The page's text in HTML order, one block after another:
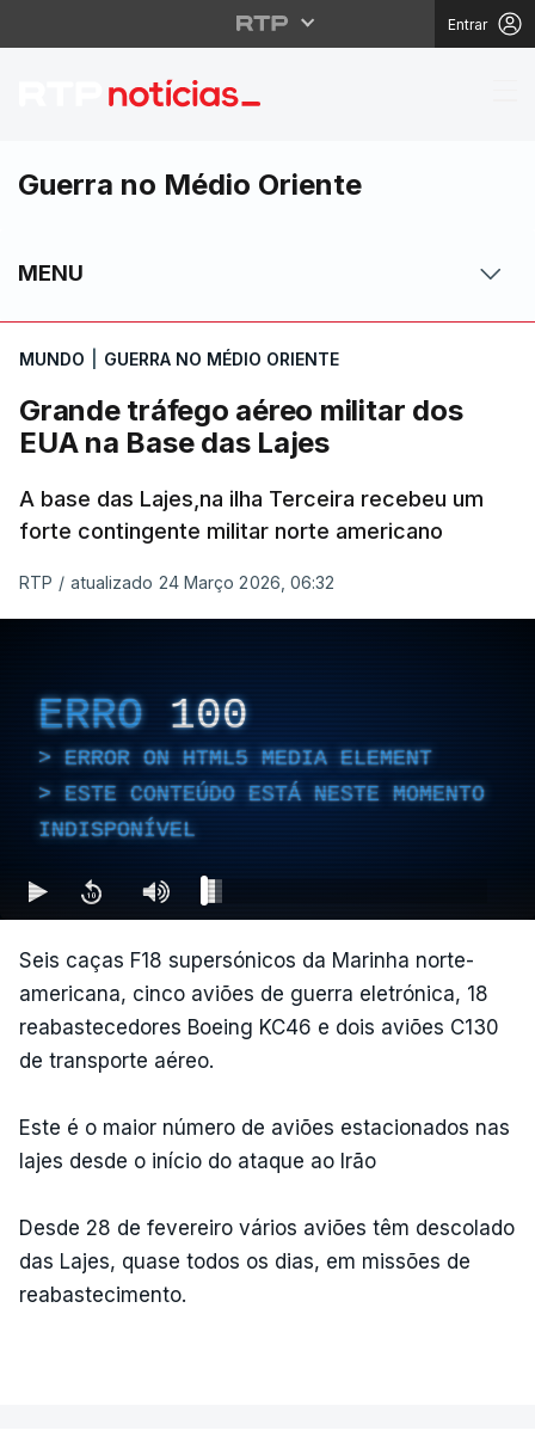
Entrar
Grande tráfego aéreo
Guerra no Médio Oriente
MENU
MUNDO GUERRA NO MÉDIO ORIENTE
Grande tráfego aéreo militar dos
EUA na Base das Lajes
A base das Lajes,na ilha Terceira recebeu um
forte contingente militar norte americano
RTP / atualizado 24 Março 2026, 06:32
ERRO 100
ERROR ON HTML5 MEDIA ELEMENT
ESTE CONTEÚDO ESTÁ NESTE MOMENTO
INDISPONÍVEL
Seis caças F18 supersónicos da Marinha norte-
americana, cinco aviões de guerra eletrónica, 18
reabastecedores Boeing KC46 e dois aviões C130
de transporte aéreo.
Este é o maior número de aviões estacionados nas
lajes desde o início do ataque ao Irão
Desde 28 de fevereiro vários aviões têm descolado
das Lajes, quase todos os dias, em missões de
reabastecimento.